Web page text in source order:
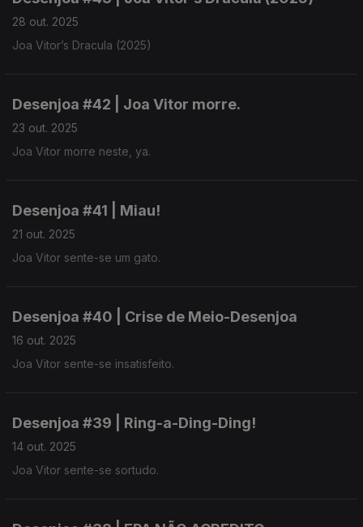
28 out. 2025
Joa Vitor’s Dracula (2025)
Desenjoa #42 | Joa Vitor morre.
23 out. 2025
Joa Vitor morre neste, ya.
Desenjoa #41 | Miau!
21 out. 2025
Joa Vitor sente-se um gato.
Desenjoa #40 | Crise de Meio-Desenjoa
16 out. 2025
Joa Vitor sente-se insatisfeito.
Desenjoa #39 | Ring-a-Ding-Ding!
14 out. 2025
Joa Vitor sente-se sortudo.